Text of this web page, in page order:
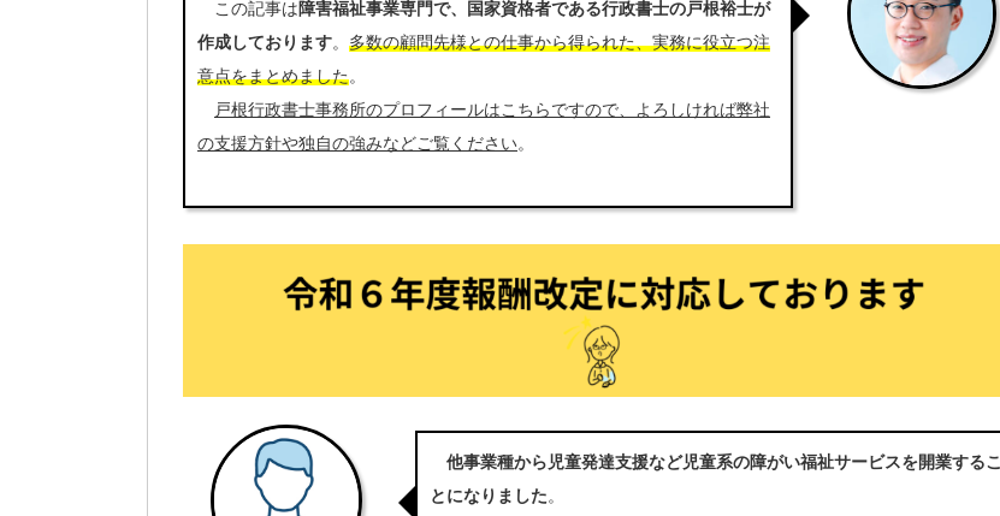
この記事は障害福祉事業専門で、国家資格者である行政書士の戸根裕士が
作成しております。 多数の顧問先様との仕事から得られた、実務に役立つ注
意点をまとめました。
戸根行政書士事務所のプロフィールはこちらですので、よろしければ弊社
の支援方針や独自の強みなどご覧ください。
他事業種から児童発達支援など児童系の障がい福祉サービスを開業するこ
とになりました。